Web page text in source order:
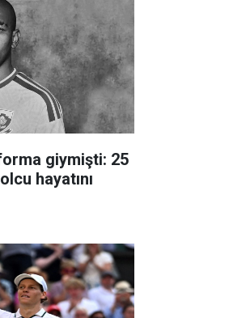
giymişti: 25
hayatını